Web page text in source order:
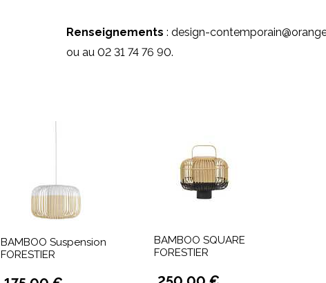
Renseignements : design-
ou au 02 31 74 76 90.
BAMBOO Suspension
FORESTIER
BAMBOO SQUARE
FORESTIER